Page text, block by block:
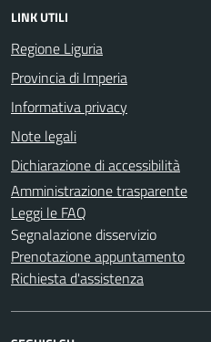
LINK UTILI
Regione Liguria
Provincia di Imperia
Informativa privacy
Note legali
Dichiarazione di accessibilità
Amministrazione trasparente
Leggi le FAQ
Segnalazione disservizio
Prenotazione appuntamento
Richiesta d'assistenza